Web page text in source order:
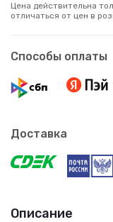
Цена действительна
отличаться от цен в
Способы оплаты
Доставка
Описание